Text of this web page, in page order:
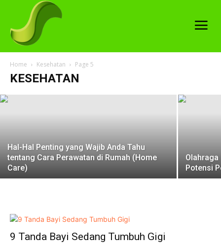
Home Kesehatan Page 5
KESEHATAN
9 Kesalahan Fatal yang Diam-diam
Menghambat Penurunan Berat Badan,
Menurut Ahli
sempaja - 23 January 2026
Hal-Hal Penting yang Wajib Anda Tahu
tentang Cara Perawatan di Rumah (Home
Care)
Olahraga
Potensi
9 Tanda Bayi Sedang Tumbuh Gigi